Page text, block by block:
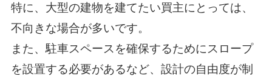
特に、大型の建物を建てたい買主にとっては、
不向きな場合が多いです。
また、駐車スペースを確保するためにスロープ
を設置する必要があるなど、 設計の自由度が制